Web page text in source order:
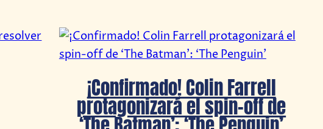
¡Confirmado! Colin Farrell
protagonizará el spin-off de